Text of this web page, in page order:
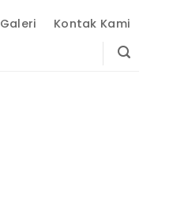
Galeri Kontak Kami